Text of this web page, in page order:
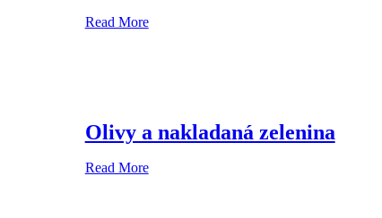
Read More
Olivy a nakladaná zelenina
Read More